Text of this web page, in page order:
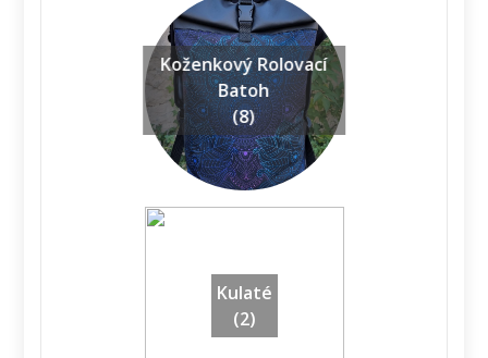
Koženkový Rolovací
Batoh
(8)
Kulaté
(2)